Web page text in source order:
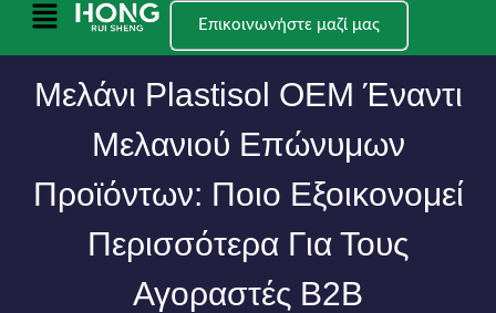
Μετάβαση
Κύριο
Επικοινωνήστε μαζί μας
Μελάνι Plastisol OEM Έναντι
Μελανιού Επώνυμων
Προϊόντων: Ποιο Εξοικονομεί
Περισσότερα Για Τους
Αγοραστές B2B